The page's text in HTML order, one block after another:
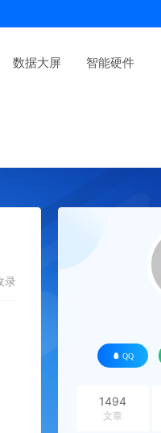
数据大屏 智能硬件
录
QQ
1494
文章